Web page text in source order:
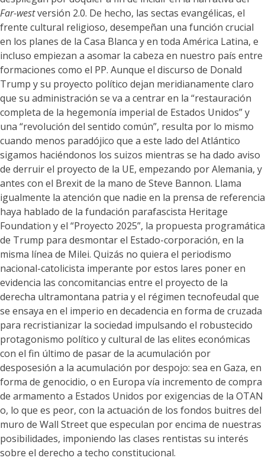
Far-westversión 2.0. De hecho, las sectas evangélicas, el
frente cultural religioso, desempeñan una función crucial
en los planes de la Casa Blanca y en toda América Latina, e
incluso empiezan a asomar la cabeza en nuestro país entre
formaciones como el PP. Aunque el discurso de Donald
Trump y su proyecto político dejan meridianamente claro
que su administración se va a centrar en la “restauración
completa de la hegemonía imperial de Estados Unidos” y
una “revolución del sentido común”, resulta por lo mismo
cuando menos paradójico que a este lado del Atlántico
sigamos haciéndonos los suizos mientras se ha dado aviso
de derruir el proyecto de la UE, empezando por Alemania, y
antes con el Brexit de la mano de Steve Bannon. Llama
igualmente la atención que nadie en la prensa de referencia
haya hablado de la fundación parafascista Heritage
Foundation y el “Proyecto 2025”, la propuesta programática
de Trump para desmontar el Estado-corporación, en la
misma línea de Milei. Quizás no quiera el periodismo
nacional-catolicista imperante por estos lares poner en
evidencia las concomitancias entre el proyecto de la
derecha ultramontana patria y el régimen tecnofeudal que
se ensaya en el imperio en decadencia en forma de cruzada
para recristianizar la sociedad impulsando el robustecido
protagonismo político y cultural de las elites económicas
con el fin último de pasar de la acumulación por
desposesión a la acumulación por despojo: sea en Gaza, en
forma de genocidio, o en Europa vía incremento de compra
de armamento a Estados Unidos por exigencias de la OTAN
o, lo que es peor, con la actuación de los fondos buitres del
muro de Wall Street que especulan por encima de nuestras
posibilidades, imponiendo las clases rentistas su interés
sobre el derecho a techo constitucional.